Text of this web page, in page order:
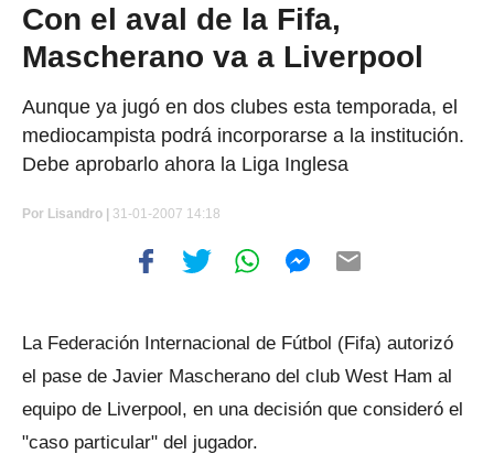
Con el aval de la Fifa,
Mascherano va a Liverpool
Aunque ya jugó en dos clubes esta temporada, el
mediocampista podrá incorporarse a la institución.
Debe aprobarlo ahora la Liga Inglesa
Por Lisandro | 31-01-2007 14:18
La Federación Internacional de Fútbol (Fifa) autorizó
el pase de Javier Mascherano del club West Ham al
equipo de Liverpool, en una decisión que consideró el
"caso particular" del jugador.